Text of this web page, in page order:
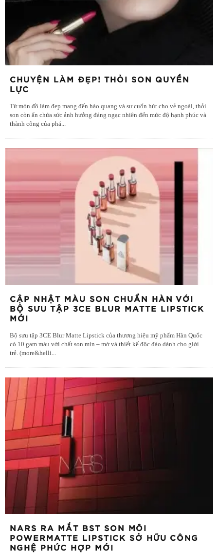
CHUYỆN LÀM ĐẸP! THỎI SON QUYỀN
LỰC
Từ món đồ làm đẹp mang đến hào quang và sự cuốn hút cho vẻ ngoài, thỏi
son còn ẩn chứa sức ảnh hưởng đáng ngạc nhiên đến mức độ hạnh phúc và
thành công của phá...
CẬP NHẬT MÀU SON CHUẨN HÀN VỚI
BỘ SƯU TẬP 3CE BLUR MATTE LIPSTICK
MỚI
Bộ sưu tập 3CE Blur Matte Lipstick của thương hiệu mỹ phẩm Hàn Quốc
có 10 gam màu với chất son mịn – mờ và thiết kế độc đáo dành cho giới
trẻ. (more&helli...
NARS RA MẮT BST SON MÔI
POWERMATTE LIPSTICK SỞ HỮU CÔNG
NGHỆ PHỨC HỢP MỚI